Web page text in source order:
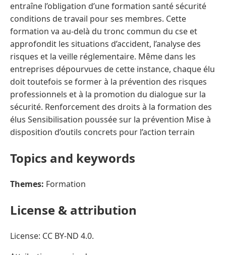
entraîne l’obligation d’une formation santé sécurité
conditions de travail pour ses membres. Cette
formation va au-delà du tronc commun du cse et
approfondit les situations d’accident, l’analyse des
risques et la veille réglementaire. Même dans les
entreprises dépourvues de cette instance, chaque élu
doit toutefois se former à la prévention des risques
professionnels et à la promotion du dialogue sur la
sécurité. Renforcement des droits à la formation des
élus Sensibilisation poussée sur la prévention Mise à
disposition d’outils concrets pour l’action terrain
Topics and keywords
Themes: Formation
License & attribution
License: CC BY-ND 4.0.